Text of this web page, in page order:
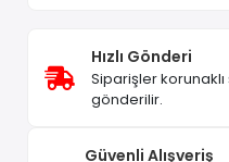
Hızlı Gönderi
Siparişler
gönderilir.
Güvenli Alışveriş